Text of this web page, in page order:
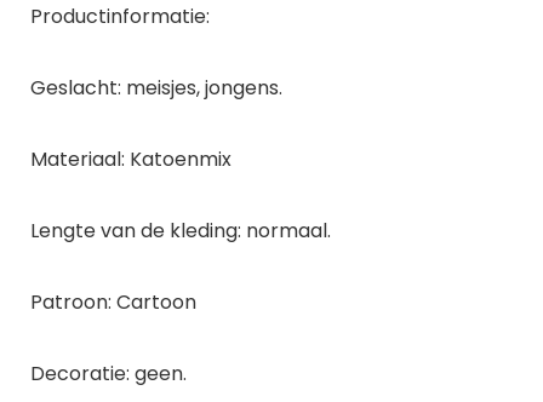
Productinformatie:
Geslacht: meisjes, jongens.
Materiaal: Katoenmix
Lengte van de kleding: normaal.
Patroon: Cartoon
Decoratie: geen.